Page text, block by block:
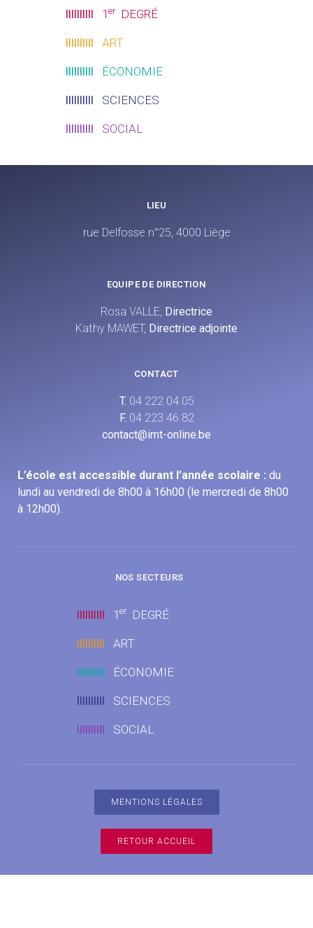
llllllllll 1erDEGRÉ
llllllllll ART
llllllllll ÉCONOMIE
llllllllll SCIENCES
llllllllll SOCIAL
LIEU
rue Delfosse n°25, 4000 Liège
EQUIPE DE DIRECTION
Rosa VALLE, Directrice
Kathy MAWET, Directrice adjointe
CONTACT
T. 04 222 04 05
F. 04 223 46 82
contact@imt-online.be
L’école est accessible durant l’année scolaire : du
lundi au vendredi de 8h00 à 16h00 (le mercredi de 8h00
à 12h00).
NOS SECTEURS
llllllllll 1 erDEGRÉ
llllllllll ART
llllllllll ÉCONOMIE
llllllllll SCIENCES
llllllllll SOCIAL
MENTIONS LÉGALES
RETOUR ACCUEIL